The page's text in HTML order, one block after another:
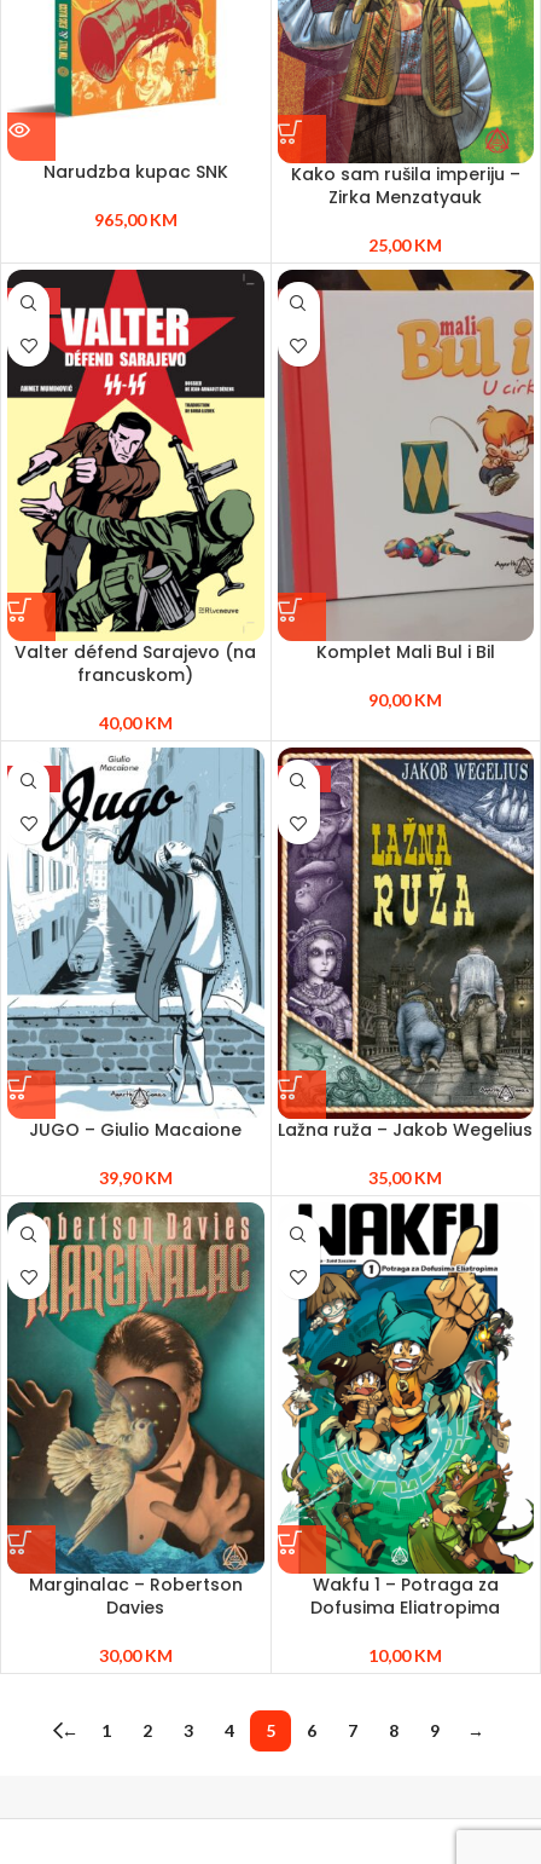
Narudzba kupac SNK
965,00KM
Kako sam rušila imperiju –
Zirka Menzatyauk
25,00KM
NEW
Valter défend Sarajevo (na
francuskom)
40,00KM
Komplet Mali Bul i Bil
90,00KM
NEW
JUGO – Giulio Macaione
39,90KM
NEW
Lažna ruža – Jakob Wegelius
35,00KM
Marginalac – Robertson
Davies
30,00KM
Wakfu 1 – Potraga za
Dofusima Eliatropima
10,00KM
← 1 2 3 4 5 6 7 8 9 →